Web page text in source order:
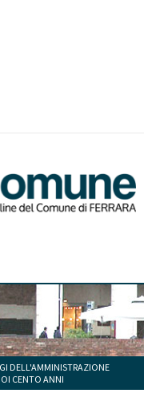
DELL'AMMINISTRAZIONE
CENTO ANNI